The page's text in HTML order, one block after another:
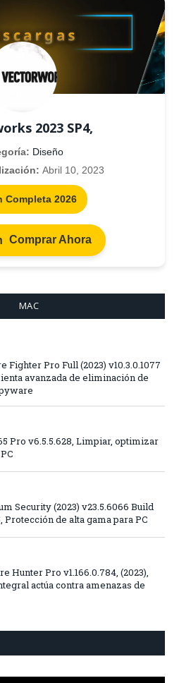
2023 SP4,
Diseño
Abril 10, 2023
Completa 2026
Comprar Ahora
MAC
Fighter Pro Full (2023) v10.3.0.1077
avanzada de eliminación de
Pro v6.5.5.628, Limpiar, optimizar
Security (2023) v23.5.6066 Build
Protección de alta gama para PC
Hunter Pro v1.166.0.784, (2023),
actúa contra amenazas de